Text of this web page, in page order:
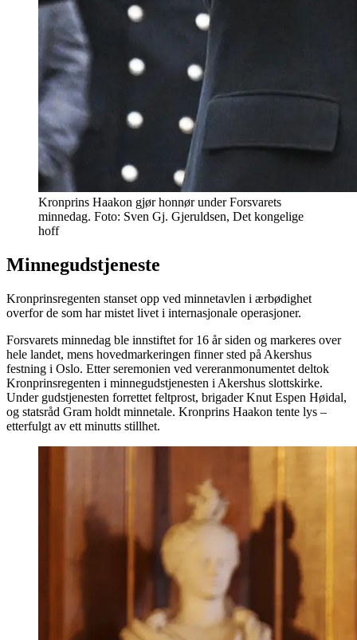
Kronprins Haakon gjør honnør under Forsvarets
minnedag. Foto: Sven Gj. Gjeruldsen, Det kongelige
hoff
Minnegudstjeneste
Kronprinsregenten stanset opp ved minnetavlen i ærbødighet
overfor de som har mistet livet i internasjonale operasjoner.
Forsvarets minnedag ble innstiftet for 16 år siden og markeres over
hele landet, mens hovedmarkeringen finner sted på Akershus
festning i Oslo. Etter seremonien ved vereranmonumentet deltok
Kronprinsregenten i minnegudstjenesten i Akershus slottskirke.
Under gudstjenesten forrettet feltprost, brigader Knut Espen Høidal,
og statsråd Gram holdt minnetale. Kronprins Haakon tente lys –
etterfulgt av ett minutts stillhet.